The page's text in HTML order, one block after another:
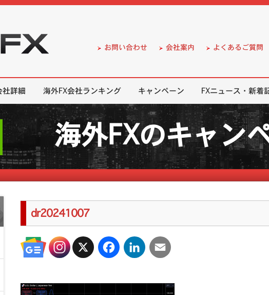
お問い合わせ 会社案内 よくあるご質問
社詳細 海外FX会社ランキング キャンペーン FXニュース・新着
海外FXのキャン
dr20241007